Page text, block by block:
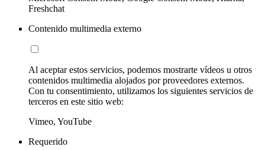
Freshchat
Contenido multimedia externo
Al aceptar estos servicios, podemos mostrarte vídeos u otros
contenidos multimedia alojados por proveedores externos.
Con tu consentimiento, utilizamos los siguientes servicios de
terceros en este sitio web:
Vimeo, YouTube
Requerido